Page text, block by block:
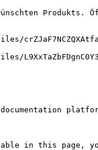
Produkts.
in this page, you